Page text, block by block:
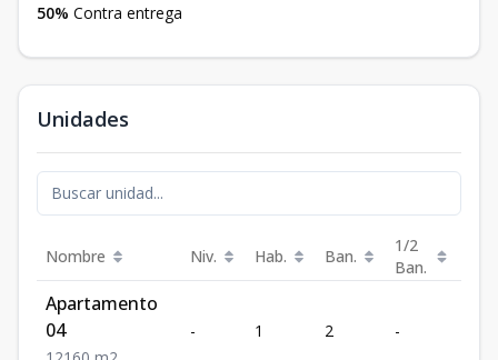
50% Contra entrega
Unidades
Nombre Niv. Hab. Ban.
1/2
Ban.
Apartamento
04
- 1 2 -